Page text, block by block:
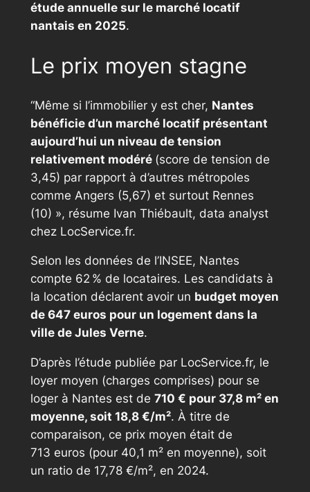
étude annuelle sur le marché locatif
nantais en 2025.
Le prix moyen stagne
“Même si l’immobilier y est cher, Nantes
bénéficie d’un marché locatif présentant
aujourd’hui un niveau de tension
relativement modéré (score de tension de
3,45) par rapport à d’autres métropoles
comme Angers (5,67) et surtout Rennes
(10) », résume Ivan Thiébault, data analyst
chez LocService.fr.
Selon les données de l’INSEE, Nantes
compte 62 % de locataires. Les candidats à
la location déclarent avoir un budget moyen
de 647 euros pour un logement dans la
ville de Jules Verne.
D’après l’étude publiée par LocService.fr, le
loyer moyen (charges comprises) pour se
loger à Nantes est de 710 € pour 37,8 m² en
moyenne, soit 18,8 €/m². À titre de
comparaison, ce prix moyen était de
713 euros (pour 40,1 m² en moyenne), soit
un ratio de 17,78 €/m², en 2024.